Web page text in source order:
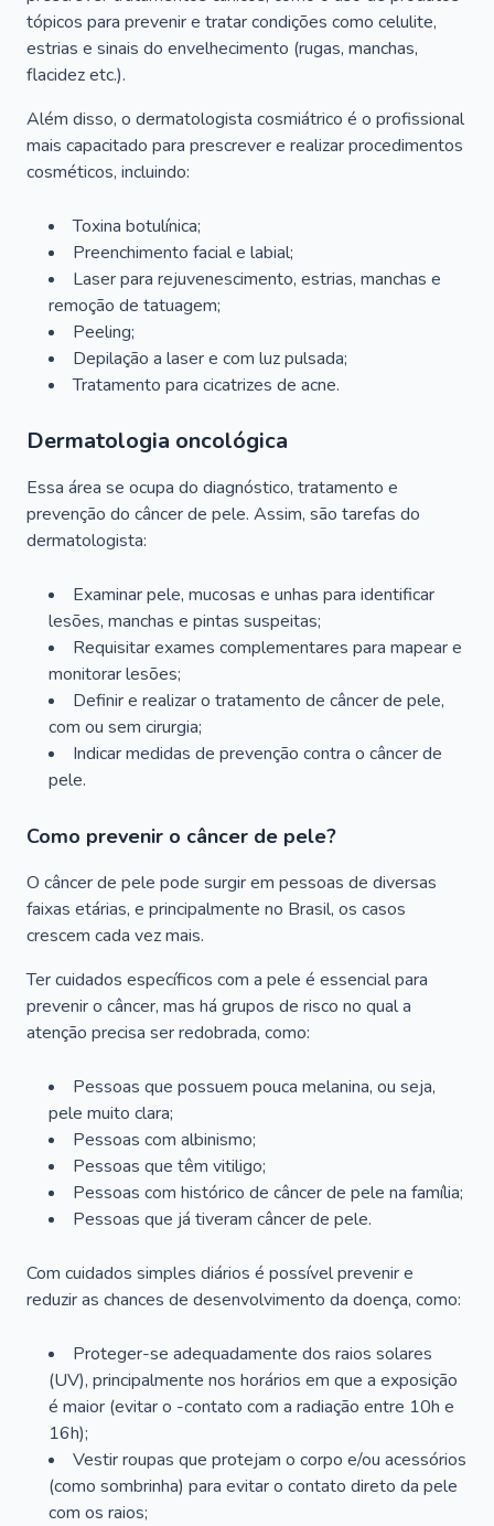
tópicos para prevenir e tratar condições como celulite,
estrias e sinais do envelhecimento (rugas, manchas,
flacidez etc.).
Além disso, o dermatologista cosmiátrico é o profissional
mais capacitado para prescrever e realizar procedimentos
cosméticos, incluindo:
Toxina botulínica;
Preenchimento facial e labial;
Laser para rejuvenescimento, estrias, manchas e
remoção de tatuagem;
Peeling;
Depilação a laser e com luz pulsada;
Tratamento para cicatrizes de acne.
Dermatologia oncológica
Essa área se ocupa do diagnóstico, tratamento e
prevenção do câncer de pele. Assim, são tarefas do
dermatologista:
Examinar pele, mucosas e unhas para identificar
lesões, manchas e pintas suspeitas;
Requisitar exames complementares para mapear e
monitorar lesões;
Definir e realizar o tratamento de câncer de pele,
com ou sem cirurgia;
Indicar medidas de prevenção contra o câncer de
pele.
Como prevenir o câncer de pele?
O câncer de pele pode surgir em pessoas de diversas
faixas etárias, e principalmente no Brasil, os casos
crescem cada vez mais.
Ter cuidados específicos com a pele é essencial para
prevenir o câncer, mas há grupos de risco no qual a
atenção precisa ser redobrada, como:
Pessoas que possuem pouca melanina, ou seja,
pele muito clara;
Pessoas com albinismo;
Pessoas que têm vitiligo;
Pessoas com histórico de câncer de pele na família;
Pessoas que já tiveram câncer de pele.
Com cuidados simples diários é possível prevenir e
reduzir as chances de desenvolvimento da doença, como:
Proteger-se adequadamente dos raios solares
(UV), principalmente nos horários em que a exposição
é maior (evitar o -contato com a radiação entre 10h e
16h);
Vestir roupas que protejam o corpo e/ou acessórios
(como sombrinha) para evitar o contato direto da pele
com os raios;